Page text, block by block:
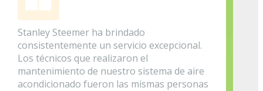
Stanley Steemer ha brindado
consistentemente un servicio excepcional.
Los técnicos que realizaron el
mantenimiento de nuestro sistema de aire
acondicionado fueron las mismas personas